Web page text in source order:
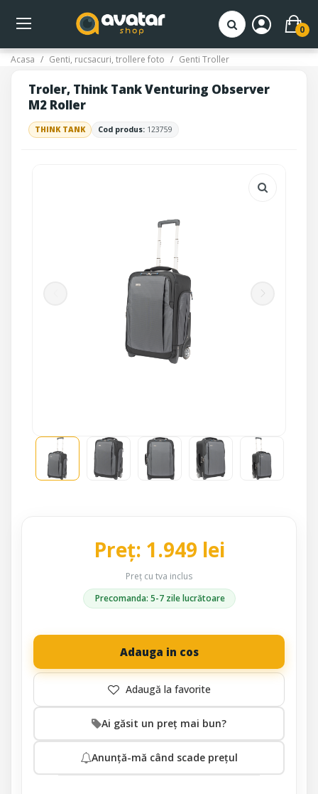
0
Acasa Genti, rucsacuri, trollere foto Genti Troller
Troler, Think Tank Venturing Observer
M2 Roller
THINK TANK Cod produs: 123759
Preț: 1.949 lei
Preț cu tva inclus
Precomanda: 5-7 zile lucrătoare
Adauga in cos
Ai găsit un preț mai bun?
Anunță-mă când scade prețul